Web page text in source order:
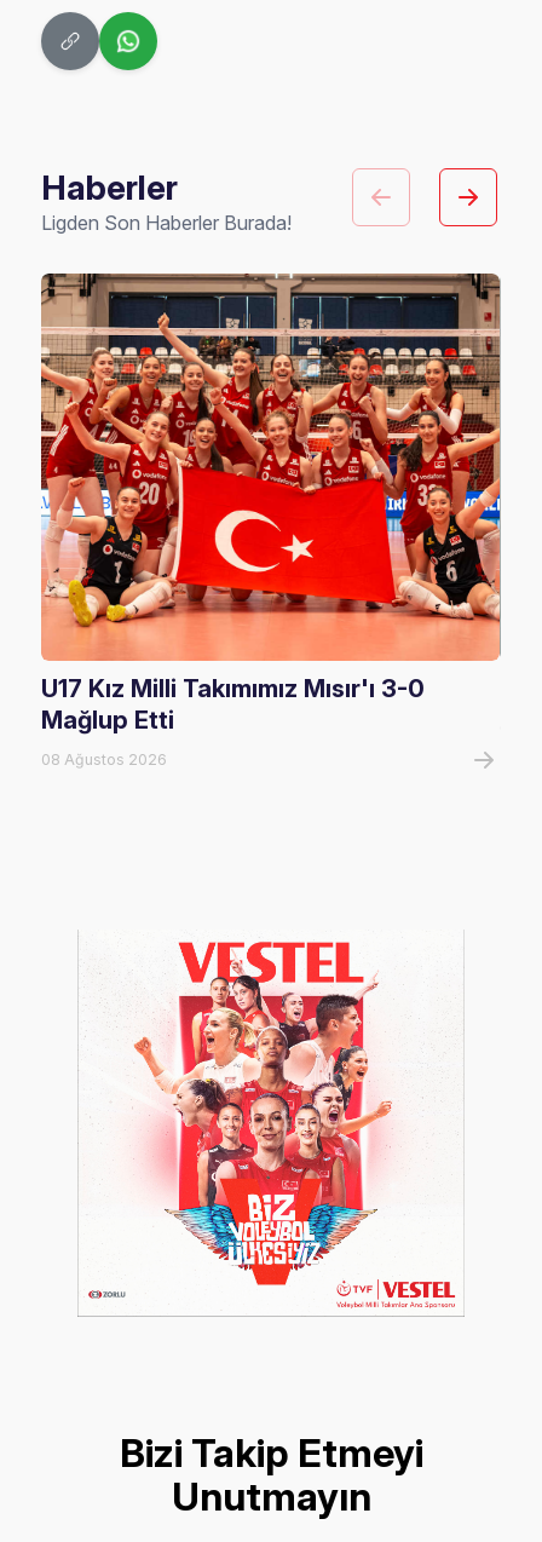
Haberler
Ligden Son Haberler Burada!
U17 Kız Milli Takımımız Mısır'ı 3-0
Mağlup Etti
08 Ağustos 2026
Bizi Takip Etmeyi
Unutmayın